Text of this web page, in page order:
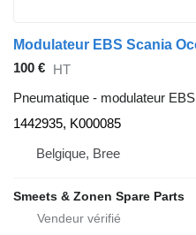
100 € HT
Pneumatique - modulateur EBS
1442935, K000085
Belgique, Bree
Smeets & Zonen Spare Parts